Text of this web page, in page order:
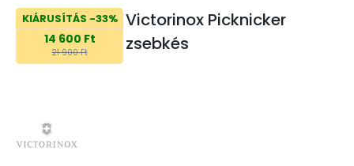
KIÁRUSÍTÁS -33%
14 600 Ft
21 900 Ft
Victorinox Picknicker
zsebkés